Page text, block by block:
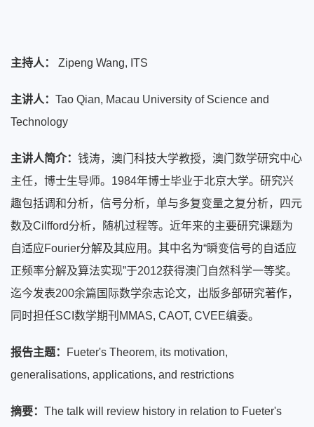
主持人： Zipeng Wang, ITS
主讲人： Tao Qian, Macau University of Science and
Technology
主讲人简介： 钱涛，澳门科技大学教授，澳门数学研究中心
主任，博士生导师。1984年博士毕业于北京大学。研究兴
趣包括调和分析，信号分析，单与多复变量之复分析，四元
数及Cilfford分析，随机过程等。近年来的主要研究课题为
自适应Fourier分解及其应用。其中名为“瞬变信号的自适应
正频率分解及算法实现”于2012获得澳门自然科学一等奖。
迄今发表200余篇国际数学杂志论文，出版多部研究著作，
同时担任SCI数学期刊MMAS, CAOT, CVEE编委。
报告主题：
Fueter's Theorem, its motivation,
generalisations, applications, and restrictions
摘要： The talk will review history in relation to Fueter's